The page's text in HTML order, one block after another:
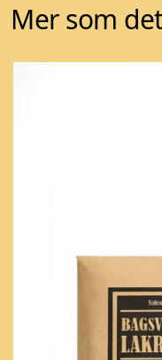
Mer som